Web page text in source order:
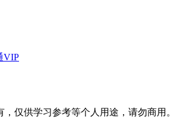
VIP
，仅供学习参考等个人用途，请勿商